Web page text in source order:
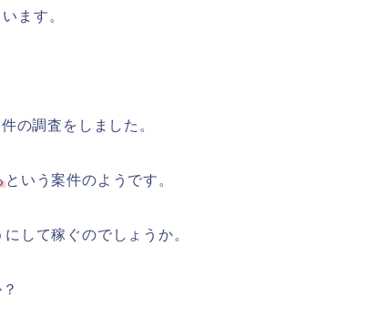
ます。
の調査をしました。
という案件のようです。
して稼ぐのでしょうか。